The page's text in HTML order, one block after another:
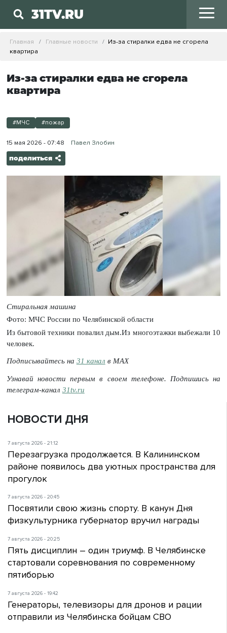
31TV.RU
Главная Главные новости
Из-за стиралки едва не сгорела
квартира
Из-за стиралки едва не сгорела
квартира
#МЧС #пожар
15 мая 2026 - 07:48 Павел Злобин
поделиться
Стиральная машина
Фото: МЧС России по Челябинской области
Из бытовой техники повалил дым.Из многоэтажки выбежали 10
человек.
Подписывайтесь на 31 канал в МАХ
Узнавай новости первым в своем телефоне. Подпишись на
телеграм-канал 31tv.ru
НОВОСТИ ДНЯ
7 августа 2026 - 21:12
Перезагрузка продолжается. В Калининском
районе появилось два уютных пространства для
прогулок
7 августа 2026 - 20:45
Посвятили свою жизнь спорту. В канун Дня
физкультурника губернатор вручил награды
7 августа 2026 - 20:25
Пять дисциплин – один триумф. В Челябинске
стартовали соревнования по современному
пятиборью
7 августа 2026 - 19:42
Генераторы, телевизоры для дронов и рации
отправили из Челябинска бойцам СВО